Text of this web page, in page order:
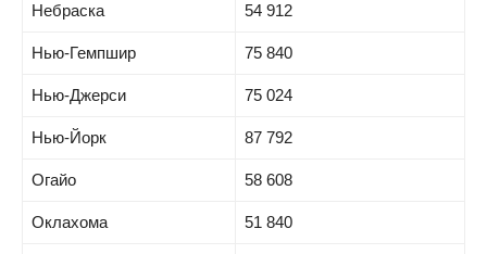
Небраска 54 912
Нью-Гемпшир 75 840
Нью-Джерси 75 024
Нью-Йорк 87 792
Огайо 58 608
Оклахома 51 840